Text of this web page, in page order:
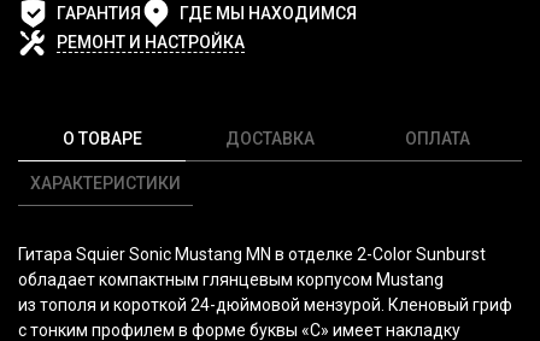
ГАРАНТИЯ
ГДЕ МЫ НАХОДИМСЯ
РЕМОНТ И НАСТРОЙКА
О ТОВАРЕ
ХАРАКТЕРИСТИКИ
ДОСТАВКА ОПЛАТА
Гитара Squier Sonic Mustang MN в отделке 2-Color Sunburst
обладает компактным глянцевым корпусом Mustang
из тополя и короткой 24-дюймовой мензурой. Кленовый гриф
с тонким профилем в форме буквы «C» имеет накладку